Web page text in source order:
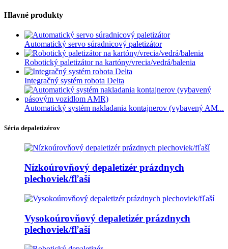
Hlavné produkty
Automatický servo súradnicový paletizátor
Robotický paletizátor na kartóny/vrecia/vedrá/balenia
Integračný systém robota Delta
Automatický systém nakladania kontajnerov (vybavený AM...
Séria depaletizérov
Nízkoúrovňový depaletizér prázdnych
plechoviek/fľaší
Vysokoúrovňový depaletizér prázdnych
plechoviek/fľaší